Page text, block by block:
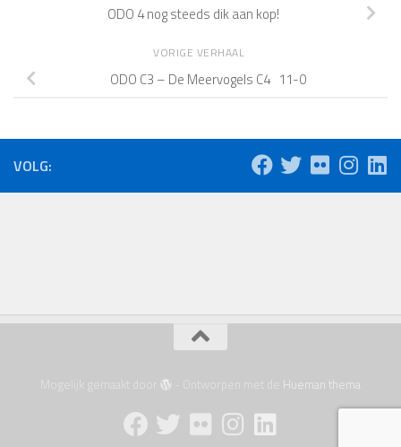
ODO 4 nog steeds dik aan kop!
VORIGE VERHAAL
ODO C3 – De Meervogels C4 11-0
VOLG:
Mogelijk gemaakt door - Ontworpen met de Hueman thema